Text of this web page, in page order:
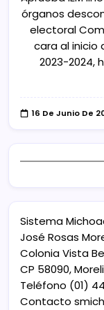
órganos
electoral
cara al inicio
2023-2024,
16 De Junio De
Sistema
José Rosas
Colonia Vista
CP 58090,
Teléfono (01)
Contacto